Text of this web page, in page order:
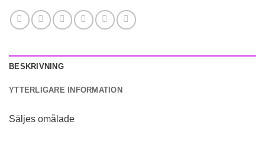
BESKRIVNING
YTTERLIGARE INFORMATION
Säljes omålade